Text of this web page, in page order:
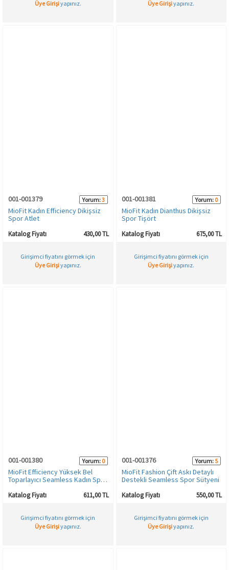
Üye Girişiyapınız. Üye Girişiyapınız.
001-001379 Yorum:3
MioFit Kadın Efficiency Dikişsiz
Spor Atlet
Katalog Fiyatı 430,00 TL
Girişimci fiyatını görmek için
Üye Girişiyapınız.
001-001381 Yorum: 0
MioFit Kadın Dianthus Dikişsiz
Spor Tişört
Katalog Fiyatı 675,00 TL
Girişimci fiyatını görmek için
Üye Girişiyapınız.
001-001380 Yorum: 0
MioFit Efficiency Yüksek Bel
Toparlayıcı Seamless Kadın Spor
Katalog Fiyatı 611,00 TL
Girişimci fiyatını görmek için
Üye Girişiyapınız.
001-001376 Yorum:5
MioFit Fashion Çift Askı Detaylı
Destekli Seamless Spor Sütyeni
Katalog Fiyatı 550,00 TL
Girişimci fiyatını görmek için
Üye Girişiyapınız.